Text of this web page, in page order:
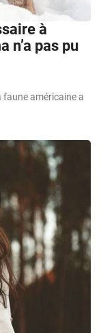
à
n’a pas pu
faune américaine a